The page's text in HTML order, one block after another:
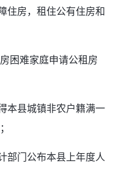
住房，租住公有住房和
困难家庭申请公租房
本县城镇非农户籍满一
部门公布本县上年度人